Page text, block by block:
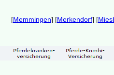
[Memmingen] [Merkendorf] [